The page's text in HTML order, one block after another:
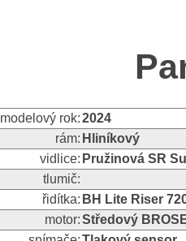
modelový rok:2024
rám: Hliníkový
vidlice: Pružinová SR
tlumič:
řidítka: BH Lite Riser
motor:Středový